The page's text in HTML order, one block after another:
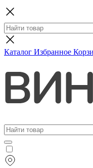
Каталог Избранное